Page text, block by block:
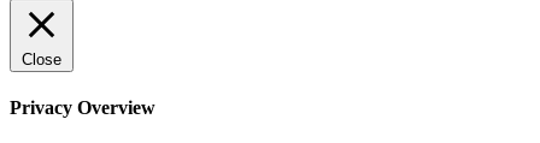
Close
Privacy Overview